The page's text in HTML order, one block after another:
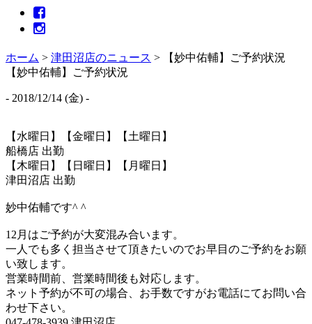
ホーム > 津田沼店のニュース >
【妙中佑輔】ご予約状況
【妙中佑輔】ご予約状況
- 2018/12/14 (金) -
【水曜日】【金曜日】【土曜日】
船橋店 出勤
【木曜日】【日曜日】【月曜日】
津田沼店 出勤
妙中佑輔です^ ^
12月はご予約が大変混み合います。
一人でも多く担当させて頂きたいのでお早目のご予約をお願
い致します。
営業時間前、営業時間後も対応します。
ネット予約が不可の場合、お手数ですがお電話にてお問い合
わせ下さい。